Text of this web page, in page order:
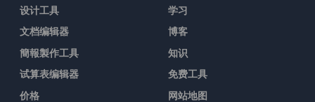
设计工具
文档编辑器
簡報製作工具
试算表编辑器
价格
学习
博客
知识
免费工具
网站地图